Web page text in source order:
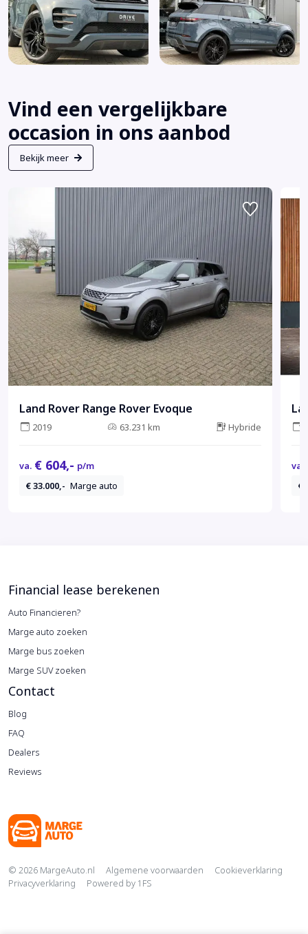
Vind een vergelijkbare
occasion in ons aanbod
Bekijk meer
Land Rover Range Rover Evoque
2019 63.231 km Hybride
va. € 604,- p/m
€ 33.000,- Marge auto
va.
€
Financial lease berekenen
Auto Financieren?
Marge auto zoeken
Marge bus zoeken
Marge SUV zoeken
Contact
Blog
FAQ
Dealers
Reviews
Copyright navigation
© 2026 MargeAuto.nl Algemene voorwaarden
Cookieverklaring
Privacyverklaring
Powered by 1FS